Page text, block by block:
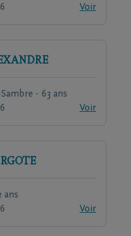
Voir
- 63 ans
Voir
ans
Voir